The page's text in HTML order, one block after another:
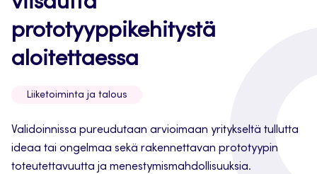
prototyyppikehitystä
aloitettaessa
Liiketoiminta ja talous
Validoinnissa pureudutaan arvioimaan yritykseltä tullutta
ideaa tai ongelmaa sekä rakennettavan prototyypin
toteutettavuutta ja menestymismahdollisuuksia.